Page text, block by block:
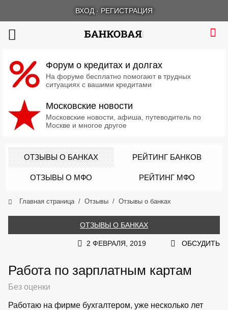
ВХОД · РЕГИСТРАЦИЯ
Форум о кредитах и долгах
На форуме бесплатно помогают в трудных
ситуациях с вашими кредитами
Московские новости
Московские новости, афиша, путеводитель по
Москве и многое другое
ОТЗЫВЫ О БАНКАХ РЕЙТИНГ БАНКОВ
ОТЗЫВЫ О МФО РЕЙТИНГ МФО
Главная страница Отзывы Отзывы о банках
ОТЗЫВЫ О БАНКАХ
2 ФЕВРАЛЯ, 2019 ОБСУДИТЬ
Работа по зарплатным картам
Без оценки
Работаю на фирме бухгалтером, уже несколько лет